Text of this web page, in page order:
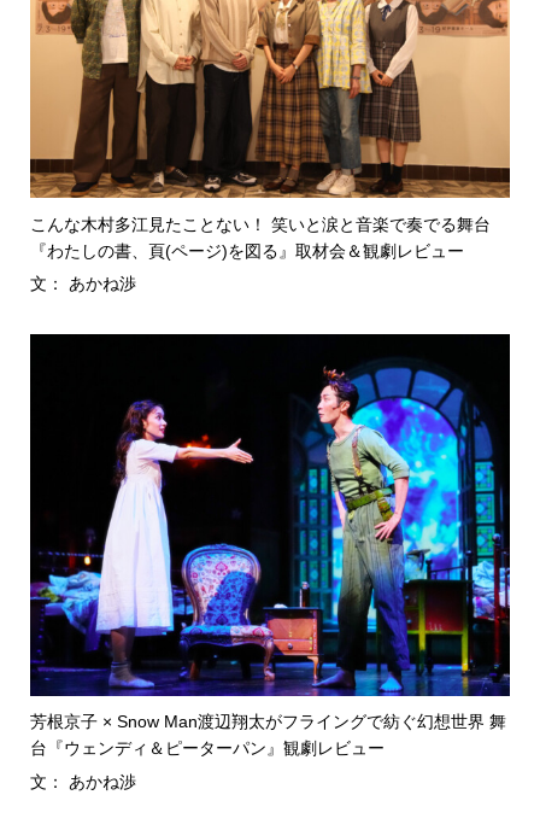
こんな木村多江見たことない！ 笑いと涙と音楽で奏でる舞台
『わたしの書、頁(ページ)を図る』取材会＆観劇レビュー
文： あかね渉
芳根京子 × Snow Man渡辺翔太がフライングで紡ぐ幻想世界 舞
台『ウェンディ＆ピーターパン』観劇レビュー
文： あかね渉